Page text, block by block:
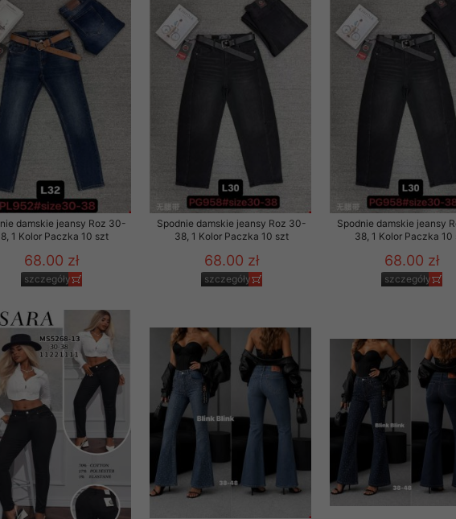
damskie jeansy Roz 30-
1 Kolor Paczka 10 szt
68.00 zł
szczegóły
Spodnie damskie jeansy Roz 30-
38, 1 Kolor Paczka 10 szt
68.00 zł
szczegóły
Spodnie damskie jeansy
38, 1 Kolor Paczka 10
68.00 zł
szczegóły
gdy wyrazili na to zgodę. Dotyczy to w
wskazanego przez nas linka
promocjach, rabatach i nowościach w
prywatności, w szczególności danych